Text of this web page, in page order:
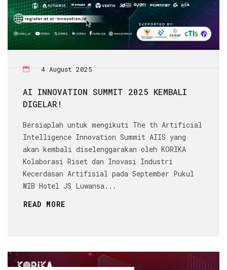
4 August 2025
AI INNOVATION SUMMIT 2025 KEMBALI
DIGELAR!
Bersiaplah untuk mengikuti The th Artificial
Intelligence Innovation Summit AIIS yang
akan kembali diselenggarakan oleh KORIKA
Kolaborasi Riset dan Inovasi Industri
Kecerdasan Artifisial pada September Pukul
WIB Hotel JS Luwansa...
READ MORE